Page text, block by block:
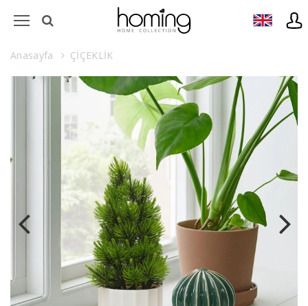
Anasayfa ÇİÇEKLİK